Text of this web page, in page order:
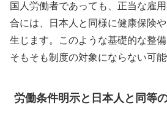
国人労働者であっても、正当な雇
合には、日本人と同様に健康保険
生じます。このような基礎的な整
そもそも制度の対象にならない可能
労働条件明示と日本人と同等